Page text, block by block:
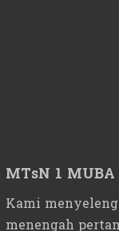
MTsN 1 MUBA
Kami
menengah